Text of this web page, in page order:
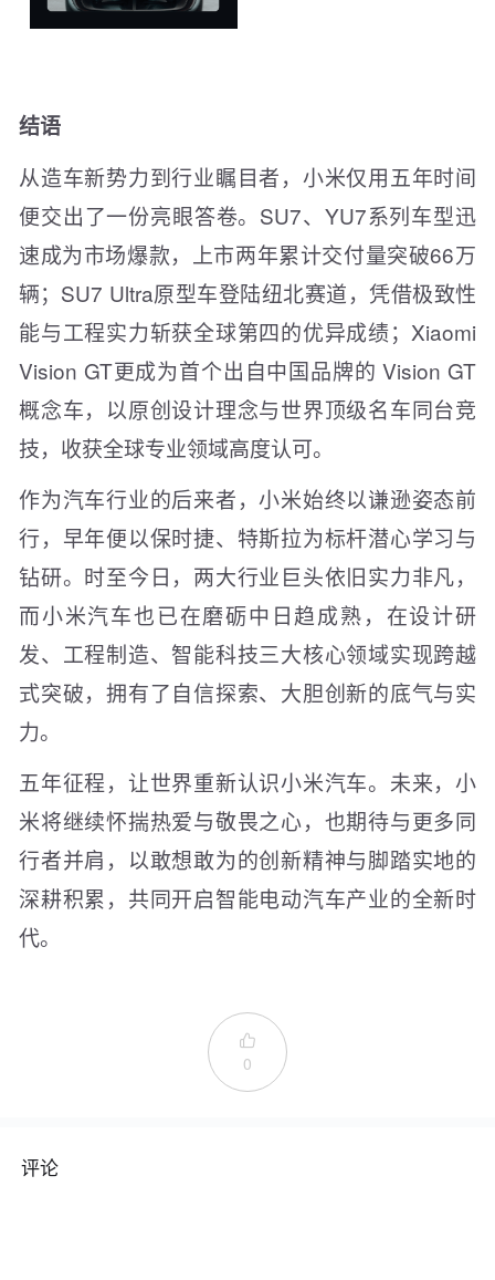
结语
从造车新势力到行业瞩目者，小米仅用五年时间
便交出了一份亮眼答卷。SU7、YU7系列车型迅
速成为市场爆款，上市两年累计交付量突破66万
辆；SU7 Ultra原型车登陆纽北赛道，凭借极致性
能与工程实力斩获全球第四的优异成绩；Xiaomi
Vision GT更成为首个出自中国品牌的 Vision GT
概念车，以原创设计理念与世界顶级名车同台竞
技，收获全球专业领域高度认可。
作为汽车行业的后来者，小米始终以谦逊姿态前
行，早年便以保时捷、特斯拉为标杆潜心学习与
钻研。时至今日，两大行业巨头依旧实力非凡，
而小米汽车也已在磨砺中日趋成熟，在设计研
发、工程制造、智能科技三大核心领域实现跨越
式突破，拥有了自信探索、大胆创新的底气与实
力。
五年征程，让世界重新认识小米汽车。未来，小
米将继续怀揣热爱与敬畏之心，也期待与更多同
行者并肩，以敢想敢为的创新精神与脚踏实地的
深耕积累，共同开启智能电动汽车产业的全新时
代。

0
评论